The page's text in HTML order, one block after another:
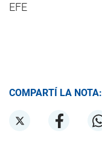
EFE
COMPARTÍ LA NOTA: